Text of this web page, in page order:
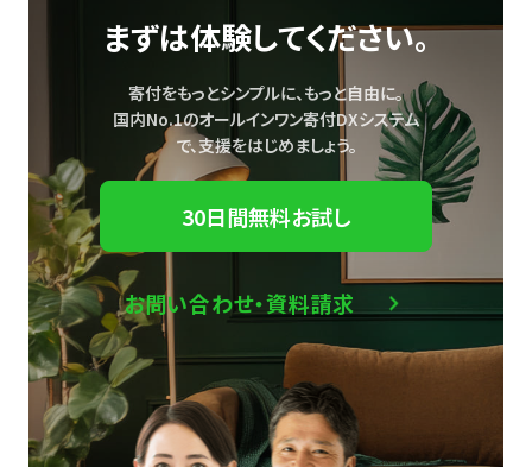
まずは体験してください。
寄付をもっとシンプルに、もっと自由に。
国内No.1のオールインワン寄付DXシステム
で、支援をはじめましょう。
30日間無料お試し
お問い合わせ・資料請求